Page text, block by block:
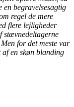
begravelsesagtig
regel de mere
flere lejligheder
stævnedeltagerne
for det meste var
af en skøn blanding